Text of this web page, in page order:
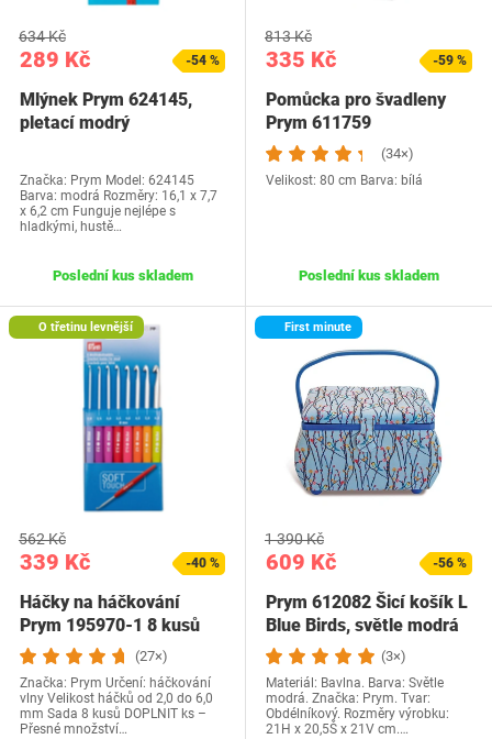
289 Kč
634 Kč
-54 %
Mlýnek Prym 624145,
pletací modrý
Značka: Prym Model: 624145
Barva: modrá Rozměry: 16,1 x 7,7
x 6,2 cm Funguje nejlépe s
hladkými, hustě…
Poslední kus skladem
335 Kč
813 Kč
-59 %
Pomůcka pro švadleny
Prym 611759
(34×)
Velikost: 80 cm Barva: bílá
Poslední kus skladem
O třetinu levnější
339 Kč
562 Kč
-40 %
Háčky na háčkování
Prym 195970-1 8 kusů
(27×)
Značka: Prym Určení: háčkování
vlny Velikost háčků od 2,0 do 6,0
mm Sada 8 kusů DOPLNIT ks –
Přesné množství…
First minute
609 Kč
1 390 Kč
-56 %
Prym 612082 Šicí košík L
Blue Birds, světle modrá
(3×)
Materiál: Bavlna. Barva: Světle
modrá. Značka: Prym. Tvar:
Obdélníkový. Rozměry výrobku:
21H x 20,5Š x 21V cm.…